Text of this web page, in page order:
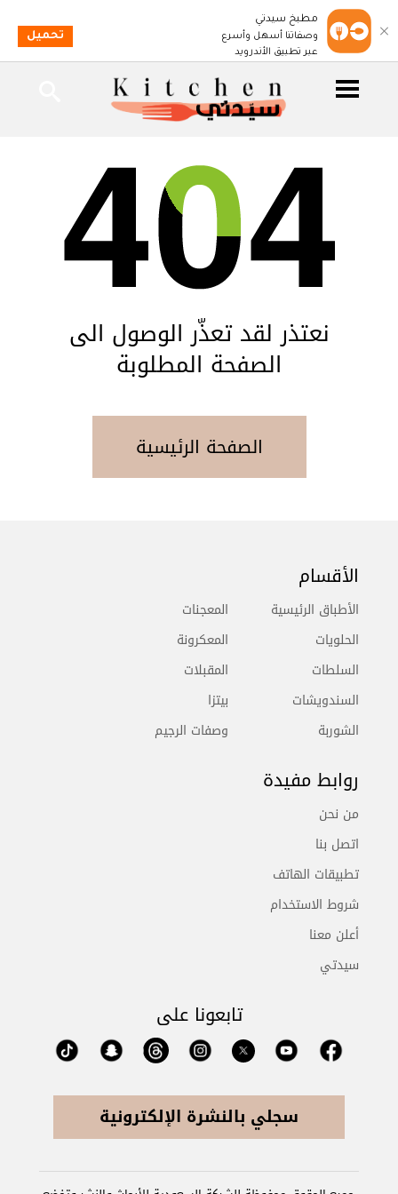
نعتذر لقد تعذّر الوصول الى
الصفحة المطلوبة
الصفحة الرئيسية
الأقسام
الأطباق الرئيسية
الحلويات
السلطات
السندويشات
الشوربة
المعجنات
المعكرونة
المقبلات
بيتزا
وصفات الرجيم
روابط مفيدة
من نحن
اتصل بنا
تطبيقات الهاتف
شروط الاستخدام
أعلن معنا
سيدتي
تابعونا على
سجلي بالنشرة الإلكترونية
مطبخ سيدتي
وصفاتنا أسهل وأسرع
عبر تطبيق الأندرويد
تحميل